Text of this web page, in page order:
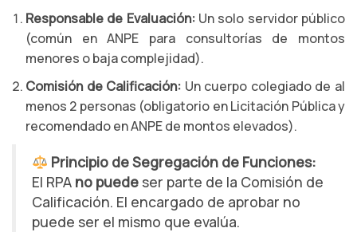
Responsable de Evaluación:Un solo servidor público
(común en ANPE para consultorías de montos
menores o baja complejidad).
Comisión de Calificación: Un cuerpo colegiado de al
menos 2 personas (obligatorio en Licitación Pública y
recomendado en ANPE de montos elevados).
Principio de Segregación de Funciones:
El RPA no puede ser parte de la Comisión de
Calificación. El encargado de aprobar no
puede ser el mismo que evalúa.